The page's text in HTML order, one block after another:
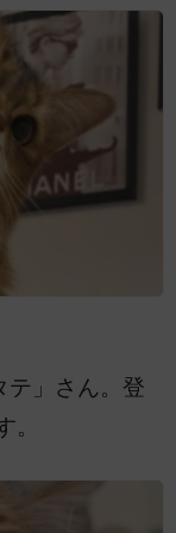
テ」さん。登
。